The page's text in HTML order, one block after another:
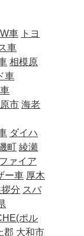
車 トヨ
車
相模原
車
市 海老
ダイハ
町 綾瀬
ァイア
ー車 厚木
分 スバ
ポル
郡 大和市